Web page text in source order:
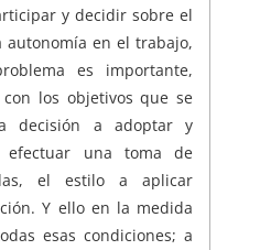
y decidir sobre el
en el trabajo,
es importante,
los objetivos que se
decisión a adoptar y
efectuar una toma de
el estilo a aplicar
Y ello en la medida
esas condiciones; a